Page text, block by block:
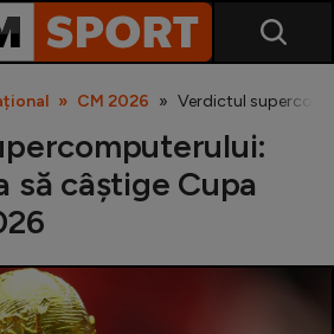
CM 2026 Verdictul
să câștige Cupa